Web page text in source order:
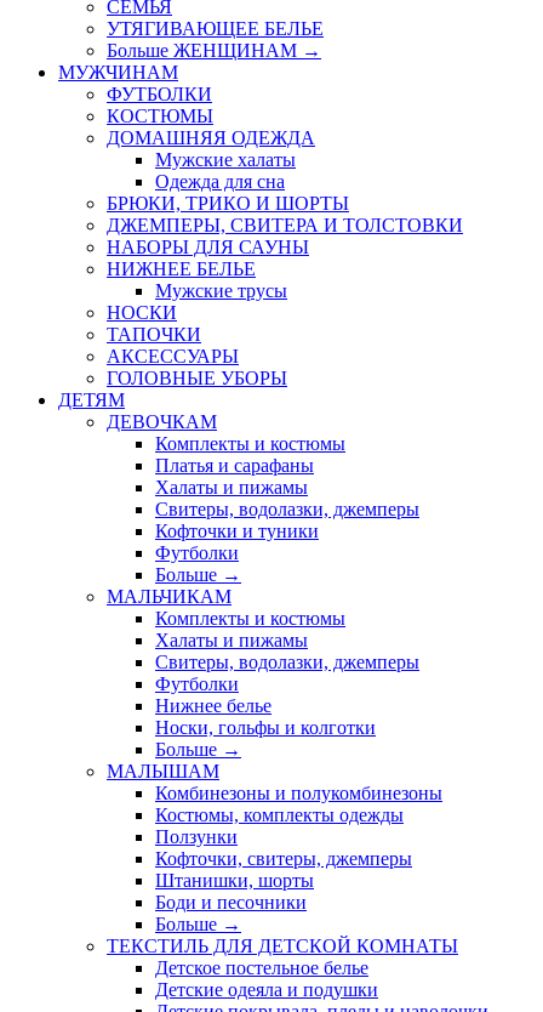
СЕМЬЯ
УТЯГИВАЮЩЕЕ БЕЛЬЕ
Больше ЖЕНЩИНАМ →
МУЖЧИНАМ
ФУТБОЛКИ
КОСТЮМЫ
ДОМАШНЯЯ ОДЕЖДА
Мужские халаты
Одежда для сна
БРЮКИ, ТРИКО И ШОРТЫ
ДЖЕМПЕРЫ, СВИТЕРА И ТОЛСТОВКИ
НАБОРЫ ДЛЯ САУНЫ
НИЖНЕЕ БЕЛЬЕ
Мужские трусы
НОСКИ
ТАПОЧКИ
АКСЕССУАРЫ
ГОЛОВНЫЕ УБОРЫ
ДЕТЯМ
ДЕВОЧКАМ
Комплекты и костюмы
Платья и сарафаны
Халаты и пижамы
Свитеры, водолазки, джемперы
Кофточки и туники
Футболки
Больше →
МАЛЬЧИКАМ
Комплекты и костюмы
Халаты и пижамы
Свитеры, водолазки, джемперы
Футболки
Нижнее белье
Носки, гольфы и колготки
Больше →
МАЛЫШАМ
Комбинезоны и полукомбинезоны
Костюмы, комплекты одежды
Ползунки
Кофточки, свитеры, джемперы
Штанишки, шорты
Боди и песочники
Больше →
ТЕКСТИЛЬ ДЛЯ ДЕТСКОЙ КОМНАТЫ
Детское постельное белье
Детские одеяла и подушки